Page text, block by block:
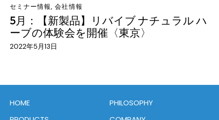
セミナー情報,会社情報
5月：【新製品】リバイブ ナチュラル ハ
ーブの体験会を開催〈東京〉
2022年5月13日
HOME
PHILOSOPHY